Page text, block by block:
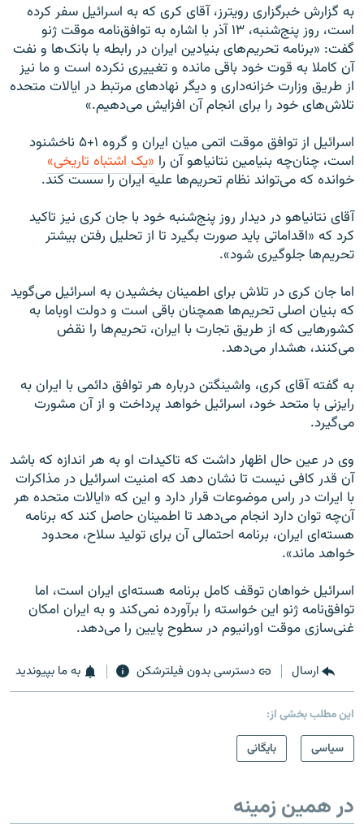
به گزارش خبرگزاری رویترز، آقای کری که به اسرائیل سفر کرده
است، روز پنج‌شنبه، ۱۳ آذر با اشاره به توافق‌نامه موقت ژنو
گفت: «برنامه تحریم‌های بنیادین ایران در رابطه با بانک‌ها و نفت
آن کاملا به قوت خود باقی مانده و تغییری نکرده است و ما نیز
از طریق وزارت خزانه‌داری و دیگر نهادهای مرتبط در ایالات متحده
تلاش‌های خود را برای انجام آن افزایش می‌دهیم.»
اسرائیل از توافق موقت اتمی میان ایران و گروه ۱+۵ ناخشنود
است، چنان‌چه بنیامین نتانیاهو آن را «یک اشتباه تاریخی»
خوانده که می‌تواند نظام تحریم‌ها علیه ایران را سست کند.
آقای نتانیاهو در دیدار روز پنج‌شنبه خود با جان کری نیز تاکید
کرد که «اقداماتی باید صورت بگیرد تا از تحلیل رفتن بیشتر
تحریم‌ها جلوگیری شود».
اما جان کری در تلاش برای اطمینان بخشیدن به اسرائیل می‌گوید
که بنیان اصلی تحریم‌ها همچنان باقی است و دولت اوباما به
کشورهایی که از طریق تجارت با ایران، تحریم‌ها را نقض
می‌کنند، هشدار می‌دهد.
به گفته آقای کری، واشینگتن درباره هر توافق دائمی با ایران به
رایزنی با متحد خود، اسرائیل خواهد پرداخت و از آن مشورت
می‌گیرد.
وی در عین حال اظهار داشت که تاکیدات او به هر اندازه که باشد
آن قدر کافی نیست تا نشان دهد که امنیت اسرائیل در مذاکرات
با ایرات در راس موضوعات قرار دارد و این که «ایالات متحده هر
آن‌چه توان دارد انجام می‌دهد تا اطمینان حاصل کند که برنامه
هسته‌ای ایران، برنامه احتمالی آن برای تولید سلاح، محدود
خواهد ماند».
اسرائیل خواهان توقف کامل برنامه هسته‌ای ایران است، اما
توافق‌نامه ژنو این خواسته را برآورده نمی‌کند و به ایران امکان
غنی‌سازی موقت اورانیوم در سطوح پایین را می‌دهد.
ارسال دسترسی بدون فیلترشکن به ما بپیوندید
این مطلب بخشی از:
سیاسی
بایگانی
در همین زمینه